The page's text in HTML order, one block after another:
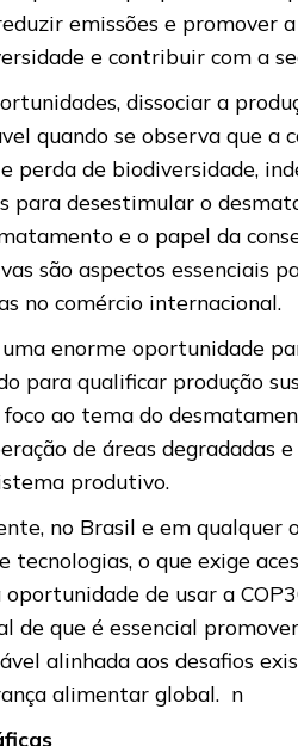
emissões e promover
e contribuir com a
dissociar a
quando se observa que a
perda de biodiversidade,
para desestimular o
e o papel da
são aspectos essenciais
no comércio internacional.
enorme oportunidade
para qualificar produção
ao tema do
de áreas degradadas
produtivo.
no Brasil e em qualquer
tecnologias, o que exige
oportunidade de usar a
de que é essencial
alinhada aos desafios
alimentar global. n